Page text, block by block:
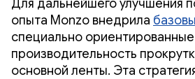
Для дальнейшего улучшения
опыта Monzo внедрила
специально
производительность
основной ленты. Эта